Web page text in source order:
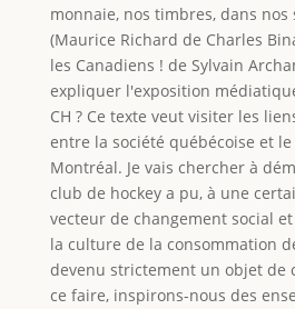
monnaie, nos timbres, dans nos
(Maurice Richard de Charles
les Canadiens ! de Sylvain
expliquer l'exposition
CH ? Ce texte veut visiter les
entre la société québécoise et
Montréal. Je vais chercher à
club de hockey a pu, à une
vecteur de changement social et
la culture de la consommation
devenu strictement un objet de
ce faire, inspirons-nous des